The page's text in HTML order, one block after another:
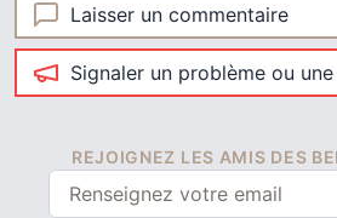
Laisser un commentaire
Signaler un problème ou
REJOIGNEZ LES AMIS DES